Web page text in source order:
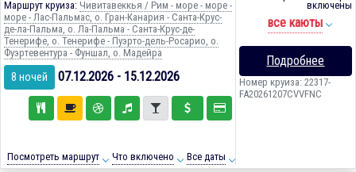
Маршрут круиза: Чивитавеккья / Рим - море - море -
море - Лас-Пальмас, о. Гран-Канария - Санта-Крус-
де-ла-Пальма, о. Ла-Пальма - Санта-Крус-де-
Тенерифе, о. Тенерифе - Пуэрто-дель-Росарио, о.
Фуэртевентура - Фуншал, о. Мадейра
8 ночей 07.12.2026 - 15.12.2026
Посмотреть маршрут Что включено Все даты
включены
все каюты
Подробнее
Номер круиза: 22317-
FA20261207CVVFNC